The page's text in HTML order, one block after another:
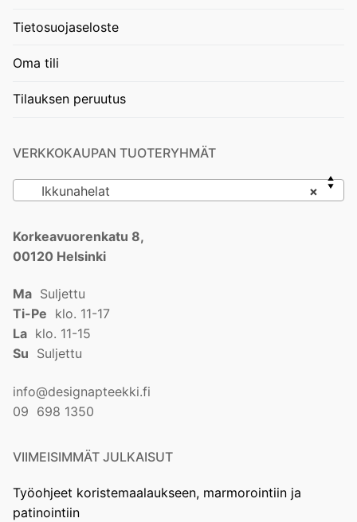
Tietosuojaseloste
Oma tili
Tilauksen peruutus
VERKKOKAUPAN TUOTERYHMÄT
×
Ikkunahelat
Korkeavuorenkatu 8,
00120 Helsinki
Ma Suljettu
Ti-Pe klo. 11-17
La klo. 11-15
Su Suljettu
info@designapteekki.fi
09 698 1350
VIIMEISIMMÄT JULKAISUT
Työohjeet koristemaalaukseen, marmorointiin ja
patinointiin